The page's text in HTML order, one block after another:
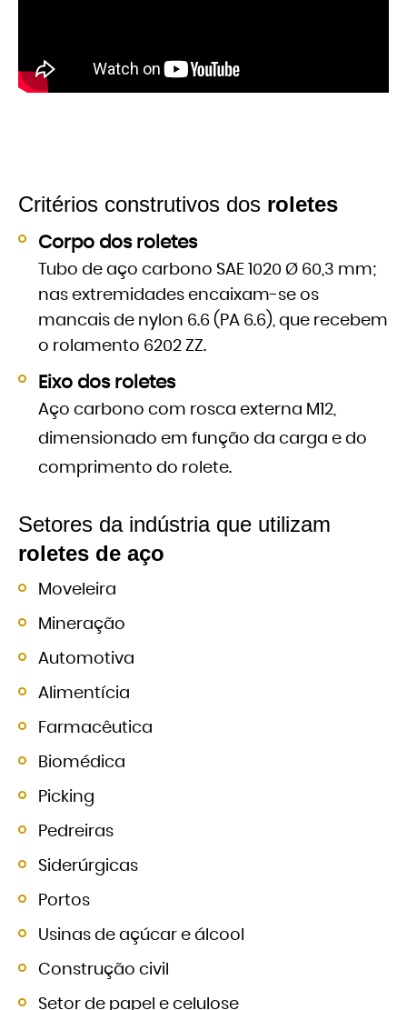
Critérios construtivos dos roletes
Corpo dos roletes
Tubo de aço carbono SAE 1020 Ø 60,3 mm;
nas extremidades encaixam-se os
mancais de nylon 6.6 (PA 6.6), que recebem
o rolamento 6202 ZZ.
Eixo dos roletes
Aço carbono com rosca externa M12,
dimensionado em função da carga e do
comprimento do rolete.
Setores da indústria que utilizam
roletes de aço
Moveleira
Mineração
Automotiva
Alimentícia
Farmacêutica
Biomédica
Picking
Pedreiras
Siderúrgicas
Portos
Usinas de açúcar e álcool
Construção civil
Setor de papel e celulose